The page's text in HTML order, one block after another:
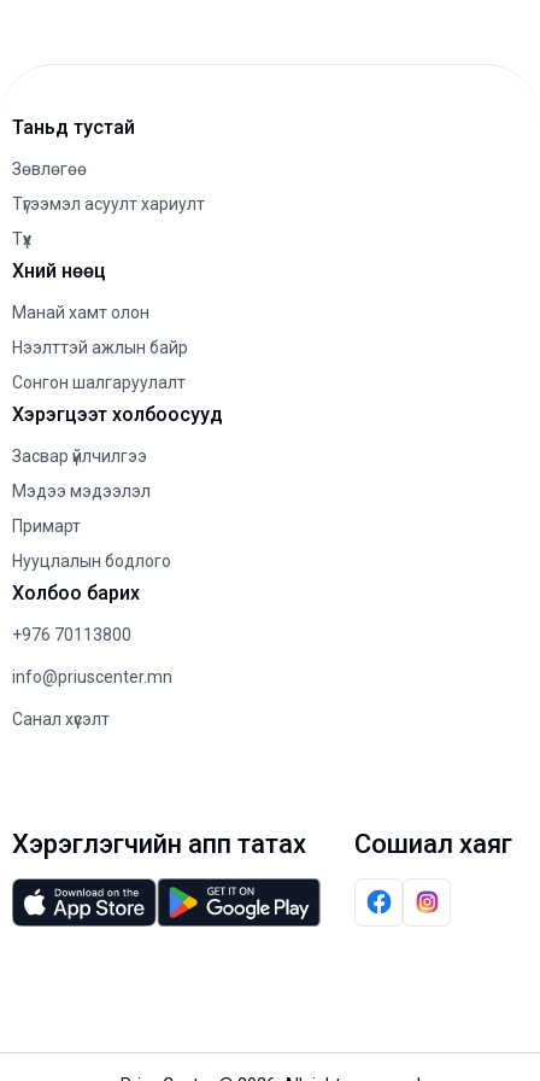
талархал илэрхийлье.
Таньд тустай
Зөвлөгөө
Түгээмэл асуулт хариулт
Түүх
Хүний нөөц
Манай хамт олон
Нээлттэй ажлын байр
Сонгон шалгаруулалт
Хэрэгцээт холбоосууд
Засваp үйлчилгээ
Мэдээ мэдээлэл
Примарт
Нууцлалын бодлого
Холбоо барих
+976 70113800
info@priuscenter.mn
Санал хүсэлт
Хэрэглэгчийн апп татах Сошиал хаяг